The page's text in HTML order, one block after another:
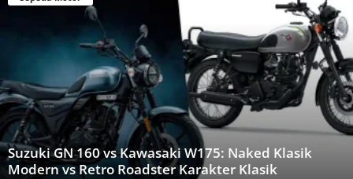
Suzuki GN 160 vs Kawasaki W175: Naked Klasik
Modern vs Retro Roadster Karakter Klasik